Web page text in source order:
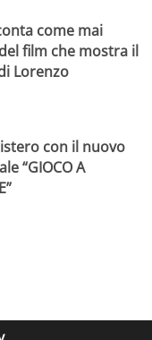
come mai
film che mostra il
Lorenzo
con il nuovo
“GIOCO A